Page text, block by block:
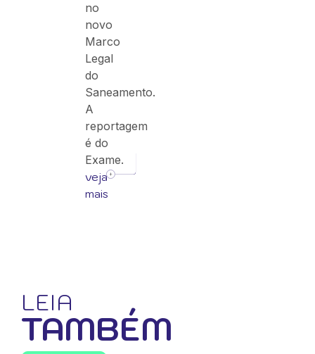
no
novo
Marco
Legal
do
Saneamento.
A
reportagem
é do
Exame.
veja
mais
LEIA
TAMBÉM